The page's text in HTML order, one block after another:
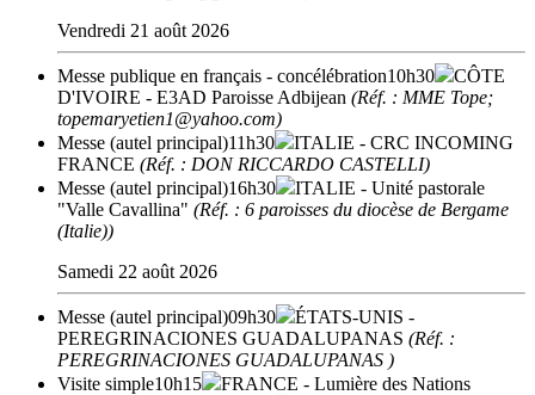
Vendredi 21 août 2026
Messe publique en français - concélébration10h30
CÔTE
D'IVOIRE - E3AD Paroisse Adbijean (Réf. : MME Tope;
topemaryetien1@yahoo.com)
Messe (autel principal)11h30 ITALIE - CRC INCOMING
FRANCE (Réf. : DON RICCARDO CASTELLI)
Messe (autel principal)16h30 ITALIE - Unité pastorale
"Valle Cavallina" (Réf. : 6 paroisses du diocèse de Bergame
(Italie))
Samedi 22 août 2026
Messe (autel principal)09h30 ÉTATS-UNIS -
PEREGRINACIONES GUADALUPANAS (Réf. :
PEREGRINACIONES GUADALUPANAS )
Visite simple10h15 FRANCE - Lumière des Nations